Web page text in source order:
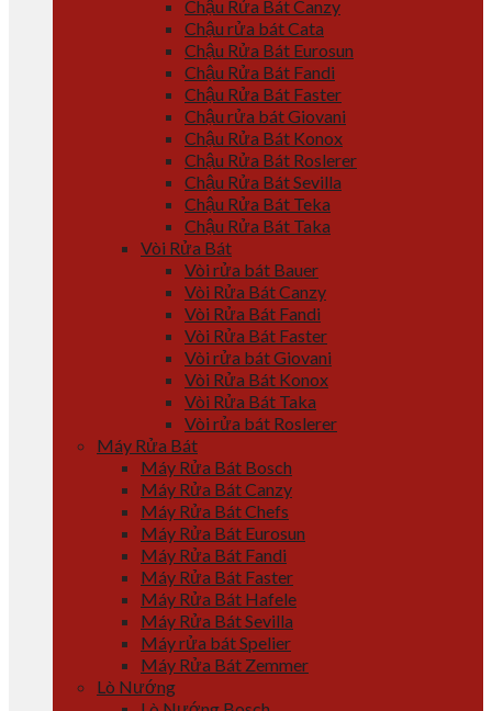
Chậu Rửa Bát Canzy
Chậu rửa bát Cata
Chậu Rửa Bát Eurosun
Chậu Rửa Bát Fandi
Chậu Rửa Bát Faster
Chậu rửa bát Giovani
Chậu Rửa Bát Konox
Chậu Rửa Bát Roslerer
Chậu Rửa Bát Sevilla
Chậu Rửa Bát Teka
Chậu Rửa Bát Taka
Vòi Rửa Bát
Vòi rửa bát Bauer
Vòi Rửa Bát Canzy
Vòi Rửa Bát Fandi
Vòi Rửa Bát Faster
Vòi rửa bát Giovani
Vòi Rửa Bát Konox
Vòi Rửa Bát Taka
Vòi rửa bát Roslerer
Máy Rửa Bát
Máy Rửa Bát Bosch
Máy Rửa Bát Canzy
Máy Rửa Bát Chefs
Máy Rửa Bát Eurosun
Máy Rửa Bát Fandi
Máy Rửa Bát Faster
Máy Rửa Bát Hafele
Máy Rửa Bát Sevilla
Máy rửa bát Spelier
Máy Rửa Bát Zemmer
Lò Nướng